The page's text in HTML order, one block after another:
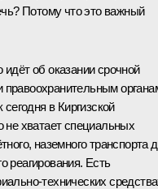
Потому что это важный
идёт об оказании срочной
сегодня в Киргизской
не хватает специальных
наземного транспорта
реагирования. Есть
технических